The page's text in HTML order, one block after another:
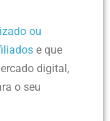
ou
e que
digital,
o seu